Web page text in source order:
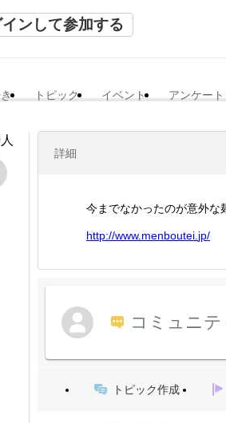
インして参加する
トピック イベント アンケート
詳細
今までなかったのが意外な
http://www.menboutei. jp/
コミュニ
トピック作成